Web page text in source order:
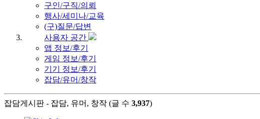
구인/구직/의뢰
행사/세미나/교육
(구)질문/답변
사용자 공간
앱 정보/후기
게임 정보/후기
기기 정보/후기
잡담/유머/창작
잡담게시판 - 잡담, 유머, 창작 (글 수 3,937)